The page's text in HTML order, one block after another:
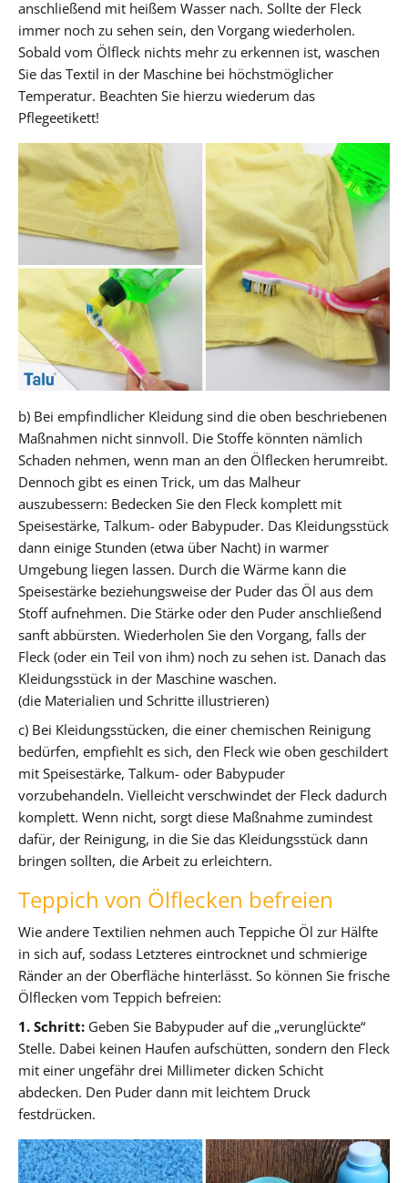
anschließend mit heißem Wasser nach. Sollte der Fleck
immer noch zu sehen sein, den Vorgang wiederholen.
Sobald vom Ölfleck nichts mehr zu erkennen ist, waschen
Sie das Textil in der Maschine bei höchstmöglicher
Temperatur. Beachten Sie hierzu wiederum das
Pflegeetikett!
b) Bei empfindlicher Kleidung sind die oben beschriebenen
Maßnahmen nicht sinnvoll. Die Stoffe könnten nämlich
Schaden nehmen, wenn man an den Ölflecken herumreibt.
Dennoch gibt es einen Trick, um das Malheur
auszubessern: Bedecken Sie den Fleck komplett mit
Speisestärke, Talkum- oder Babypuder. Das Kleidungsstück
dann einige Stunden (etwa über Nacht) in warmer
Umgebung liegen lassen. Durch die Wärme kann die
Speisestärke beziehungsweise der Puder das Öl aus dem
Stoff aufnehmen. Die Stärke oder den Puder anschließend
sanft abbürsten. Wiederholen Sie den Vorgang, falls der
Fleck (oder ein Teil von ihm) noch zu sehen ist. Danach das
Kleidungsstück in der Maschine waschen.
(die Materialien und Schritte illustrieren)
c) Bei Kleidungsstücken, die einer chemischen Reinigung
bedürfen, empfiehlt es sich, den Fleck wie oben geschildert
mit Speisestärke, Talkum- oder Babypuder
vorzubehandeln. Vielleicht verschwindet der Fleck dadurch
komplett. Wenn nicht, sorgt diese Maßnahme zumindest
dafür, der Reinigung, in die Sie das Kleidungsstück dann
bringen sollten, die Arbeit zu erleichtern.
Teppich von Ölflecken befreien
Wie andere Textilien nehmen auch Teppiche Öl zur Hälfte
in sich auf, sodass Letzteres eintrocknet und schmierige
Ränder an der Oberfläche hinterlässt. So können Sie frische
Ölflecken vom Teppich befreien:
1. Schritt: Geben Sie Babypuder auf die „verunglückte“
Stelle. Dabei keinen Haufen aufschütten, sondern den Fleck
mit einer ungefähr drei Millimeter dicken Schicht
abdecken. Den Puder dann mit leichtem Druck
festdrücken.